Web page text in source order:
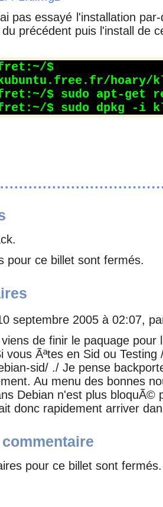
pas essayé l'installation
précédent puis l'install de
hoary/
$ sudo apt-get
$ sudo dpkg -i
pour ce billet sont fermés.
septembre 2005 à 02:07,
de finir le paquage pour
vous Ãªtes en Sid ou
sid/ ./ Je pense
Au menu des bonnes
Debian n'est plus bloquÃ©
donc rapidement arriver
pour ce billet sont fermés.